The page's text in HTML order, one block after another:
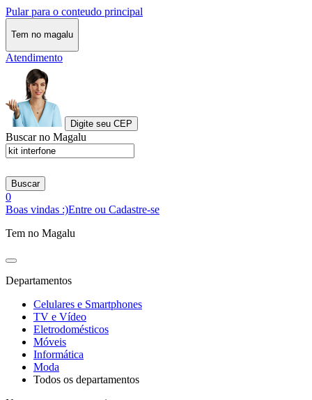
Pular para o conteudo principal
Tem no magalu
Atendimento
Digite seu CEP
Buscar no Magalu
Buscar
0
Boas vindas :)Entre ou Cadastre-se
Tem no Magalu
Departamentos
Celulares e Smartphones
TV e Vídeo
Eletrodomésticos
Móveis
Informática
Moda
Todos os departamentos